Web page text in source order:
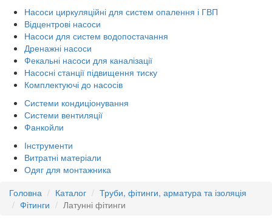
Насоси циркуляційні для систем опалення і ГВП
Відцентрові насоси
Насоси для систем водопостачання
Дренажні насоси
Фекальні насоси для каналізації
Насосні станції підвищення тиску
Комплектуючі до насосів
Системи кондиціонування
Системи вентиляції
Фанкойли
Інструменти
Витратні матеріали
Одяг для монтажника
Головна
Каталог
Труби, фітинги, арматура та ізоляція
Фітинги
Латунні фітинги